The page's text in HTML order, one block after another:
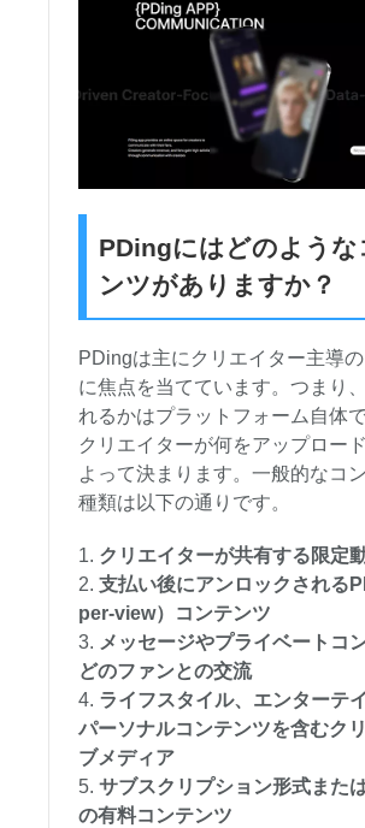
PDingにはどのような
ンツがありますか？
PDingは主にクリエイター主導
に焦点を当てています。つまり
れるかはプラットフォーム自体で
クリエイターが何をアップロー
よって決まります。一般的なコ
種類は以下の通りです。
クリエイターが共有する限定
支払い後にアンロックされる
per-view）コンテンツ
メッセージやプライベートコ
どのファンとの交流
ライフスタイル、エンターテ
パーソナルコンテンツを含むク
ブメディア
サブスクリプション形式また
の有料コンテンツ